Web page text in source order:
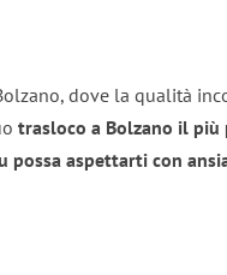
dove la qualità
trasloco a Bolzano il più
possa aspettarti con